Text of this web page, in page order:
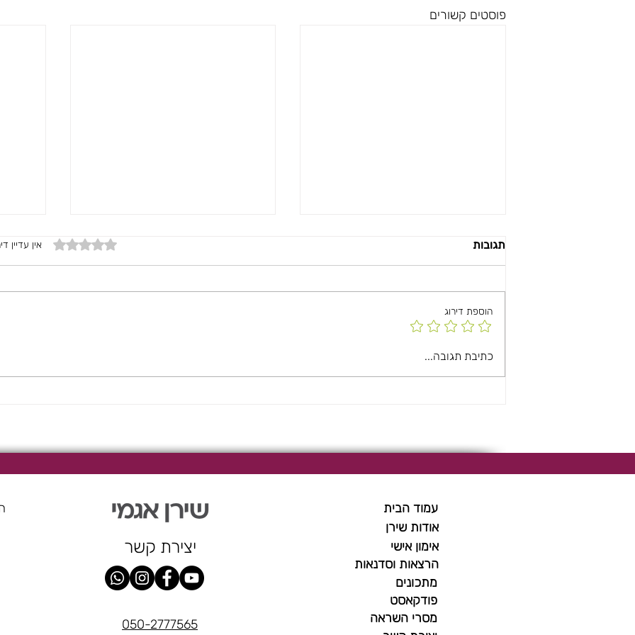
פוסטים קשורים
הקרקרים של dusa
תגובות דירוג של 0 מתוך 5 כוכבים אין עדיין
הוספת דירוג
כתיבת תגובה...
יצירת קשר
050-2777565
עמוד הבית
אודות שירן
אימון אישי
הרצאות וסדנאות
מתכונים
פודקאסט
מסרי השראה